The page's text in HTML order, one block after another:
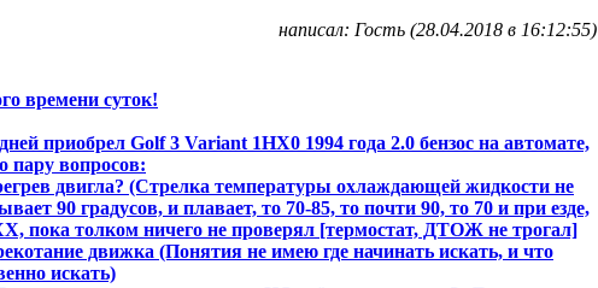
написал: Гость (28.04.2018 в 16:12:55)
времени суток!
приобрел Golf 3 Variant 1НХ0 1994 года 2.0 бензос на автомате,
пару вопросов:
двигла? (Стрелка температуры охлаждающей жидкости не
90 градусов, и плавает, то 70-85, то почти 90, то 70 и при езде,
пока толком ничего не проверял [термостат, ДТОЖ не трогал]
движка (Понятия не имею где начинать искать, и что
искать)